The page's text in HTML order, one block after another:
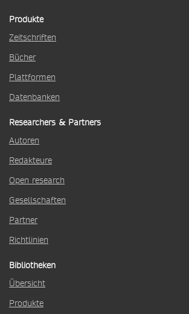
Produkte
Zeitschriften
Bücher
Plattformen
Datenbanken
Researchers & Partners
Autoren
Redakteure
Open research
Gesellschaften
Partner
Richtlinien
Bibliotheken
Übersicht
Produkte